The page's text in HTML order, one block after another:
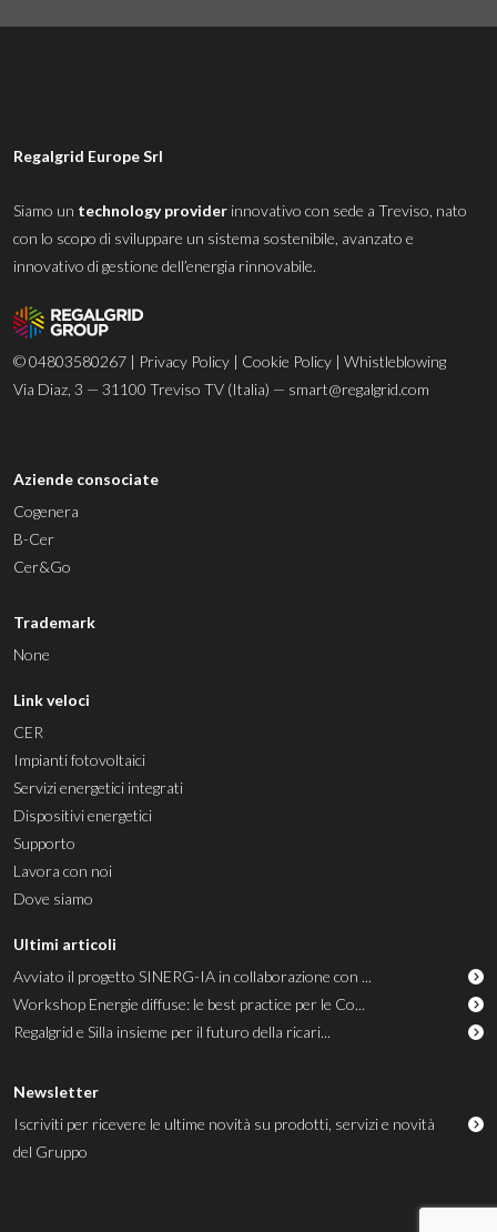
Regalgrid Europe Srl
Siamo un technology provider innovativo con sede a Treviso, nato
con lo scopo di sviluppare un sistema sostenibile, avanzato e
innovativo di gestione dell’energia rinnovabile.
© 04803580267 | Privacy Policy | Cookie Policy | Whistleblowing
Via Diaz, 3 — 31100 Treviso TV (Italia) — smart@regalgrid.com
Aziende consociate
Cogenera
B-Cer
Cer&Go
Trademark
None
Link veloci
CER
Impianti fotovoltaici
Servizi energetici integrati
Dispositivi energetici
Supporto
Lavora con noi
Dove siamo
Ultimi articoli
Avviato il progetto SINERG-IA in collaborazione con ...
Workshop Energie diffuse: le best practice per le Co...
Regalgrid e Silla insieme per il futuro della ricari...
Newsletter
Iscriviti per ricevere le ultime novità su prodotti, servizi e novità
del Gruppo